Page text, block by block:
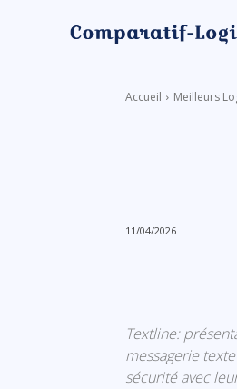
Accueil Meilleurs
11/04/2026
Textline:
messagerie
sécurité avec